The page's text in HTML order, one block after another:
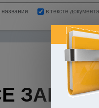
названии в тексте документа